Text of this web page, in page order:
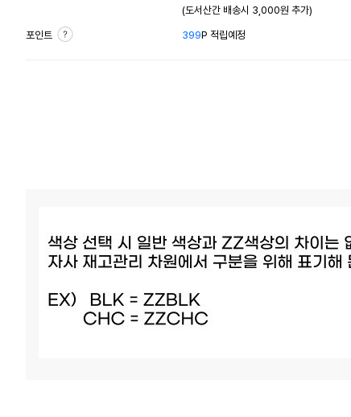
(도서산간 배송시 3,000원 추가)
포인트 399P 적립예정